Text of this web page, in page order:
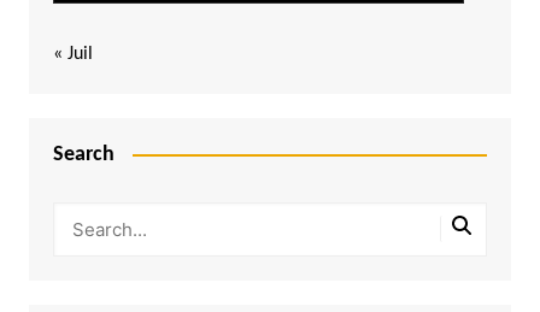
« Juil
Search